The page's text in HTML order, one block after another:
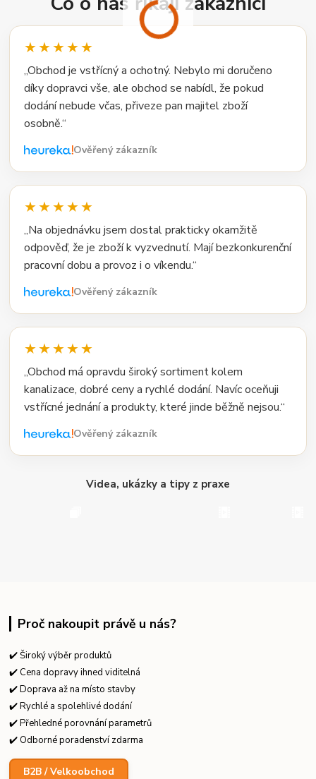
★★★★★
„Obchod je vstřícný a ochotný. Nebylo mi doručeno
díky dopravci vše, ale obchod se nabídl, že pokud
dodání nebude včas, přiveze pan majitel zboží
osobně.“
Ověřený zákazník
★★★★★
„Na objednávku jsem dostal prakticky okamžitě
odpověď, že je zboží k vyzvednutí. Mají bezkonkurenční
pracovní dobu a provoz i o víkendu.“
Ověřený zákazník
★★★★★
„Obchod má opravdu široký sortiment kolem
kanalizace, dobré ceny a rychlé dodání. Navíc oceňuji
vstřícné jednání a produkty, které jinde běžně nejsou.“
Ověřený zákazník
Videa, ukázky a tipy z praxe
Proč nakoupit právě u nás?
✔️ Široký výběr produktů
✔️ Cena dopravy ihned viditelná
✔️ Doprava až na místo stavby
✔️ Rychlé a spolehlivé dodání
✔️ Přehledné porovnání parametrů
✔️ Odborné poradenství zdarma
B2B / Velkoobchod